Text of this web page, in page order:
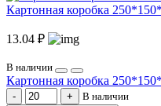
Картонная коробка
13.04 ₽
В наличии
Картонная коробка
В наличии